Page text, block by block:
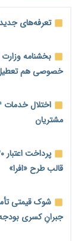
آغاز اجرای
محدودیت تازه
کنترل تورم
سایپا و پارس‌خودرو
بنگاه‌داری
نماینده
تعرفه‌های جدید
بخشنامه
خصوصی هم
مشتریان
قالب طرح «افرا»
شوک قیمتی
جبرانِ کسری